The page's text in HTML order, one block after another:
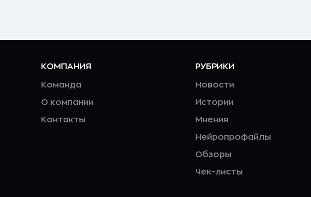
КОМПАНИЯ
Команда
О компании
Контакты
РУБРИКИ
Новости
Истории
Мнения
Нейропрофайлы
Обзоры
Чек-листы